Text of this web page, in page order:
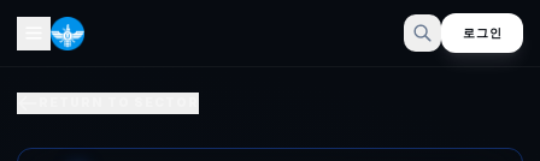
로그인